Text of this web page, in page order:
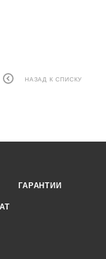
НАЗАД К СПИСКУ
ГАРАНТИИ